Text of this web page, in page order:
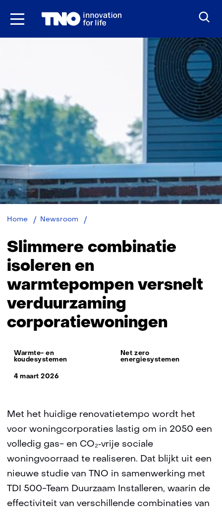
Ga
Home Newsroom
en
versnelt
verduurzaming
corporatiewoningen
Slimmere combinatie
isoleren en
warmtepompen versnelt
verduurzaming
corporatiewoningen
Thema:
Warmte- en
koudesystemen
Net zero
energiesystemen
4 maart 2026
Met het huidige renovatietempo wordt het
voor woningcorporaties lastig om in 2050 een
volledig gas- en CO₂‑vrije sociale
woningvoorraad te realiseren. Dat blijkt uit een
nieuwe studie van TNO in samenwerking met
TDI 500-Team Duurzaam Installeren, waarin de
effectiviteit van verschillende combinaties van